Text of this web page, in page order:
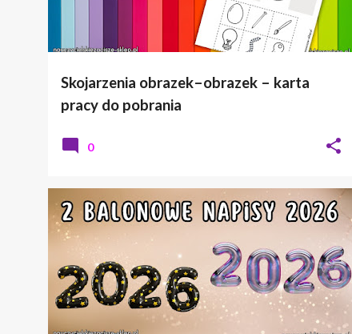
Skojarzenia obrazek–obrazek – karta
pracy do pobrania
0
2026 NAPIS NOWY ROK